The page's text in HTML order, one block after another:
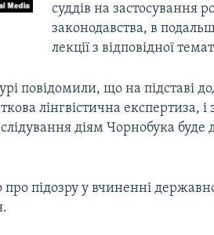
суддів на застосування
законодавства, в
лекції з відповідної
повідомили, що на підставі
лінгвістична експертиза, і
діям Чорнобука
підозру у вчиненні